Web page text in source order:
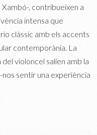
, contribueixen a
intensa que
clàssic amb els accents
contemporània. La
violoncel salien amb la
sentir una experiència